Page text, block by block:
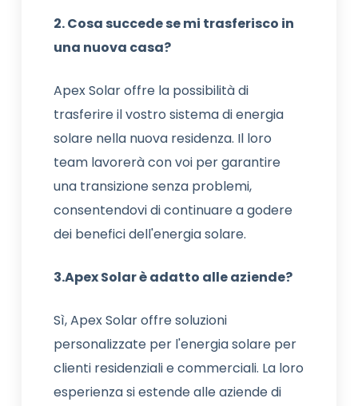
2. Cosa succede se mi trasferisco in
una nuova casa?
Apex Solar offre la possibilità di
trasferire il vostro sistema di energia
solare nella nuova residenza. Il loro
team lavorerà con voi per garantire
una transizione senza problemi,
consentendovi di continuare a godere
dei benefici dell'energia solare.
3.Apex Solar è adatto alle aziende?
Sì, Apex Solar offre soluzioni
personalizzate per l'energia solare per
clienti residenziali e commerciali. La loro
esperienza si estende alle aziende di